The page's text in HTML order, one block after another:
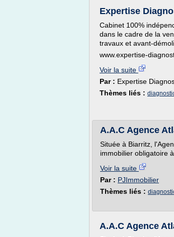
Expertise
Cabinet 100%
dans le cadre de la
travaux et avant-
www.expertise-
Voir la suite
Par : Expertise
Thèmes liés :
A.A.C Agence
Située à Biarritz,
immobilier obligatoire
Voir la suite
Par : PJImmobilier
Thèmes liés :
A.A.C Agence